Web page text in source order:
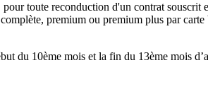
toute reconduction d'un contrat
premium ou premium plus par
du 10ème mois et la fin du 13ème mois